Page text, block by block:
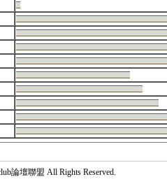
論壇聯盟 All Rights Reserved.